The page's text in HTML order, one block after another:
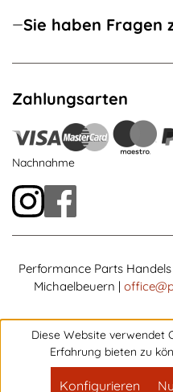
Sie haben Fragen
Zahlungsarten
Nachnahme
Performance Parts
Michaelbeuern |
Diese Website verwendet
Erfahrung bieten zu
Konfigurieren